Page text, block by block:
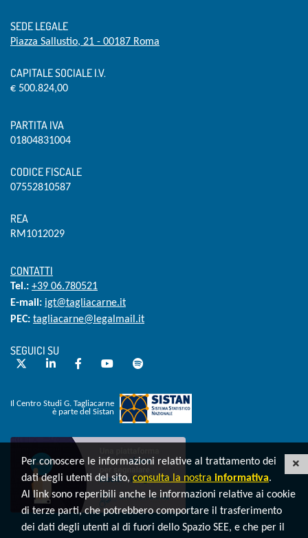
SEDE LEGALE
Piazza Sallustio, 21 - 00187 Roma
CAPITALE SOCIALE I.V.
€ 500.824,00
PARTITA IVA
01804831004
CODICE FISCALE
07552810587
REA
RM1012029
CONTATTI
Tel.: +39 06.780521
E-mail: igt@tagliacarne.it
PEC: tagliacarne@legalmail.it
SEGUICI SU
TwitterLinkedInFacebookYouTube
Il Centro Studi G. Tagliacarne
è parte del Sistan
Invia una segnalazione whistleblowing
Per conoscere le informazioni relative al trattamento dei
dati degli utenti del sito,consulta la nostra informativa.
Al link sono reperibili anche le informazioni relative ai cookie
di terze parti, che potrebbero comportare il trasferimento
dei dati degli utenti al di fuori dello Spazio SEE, e che per il